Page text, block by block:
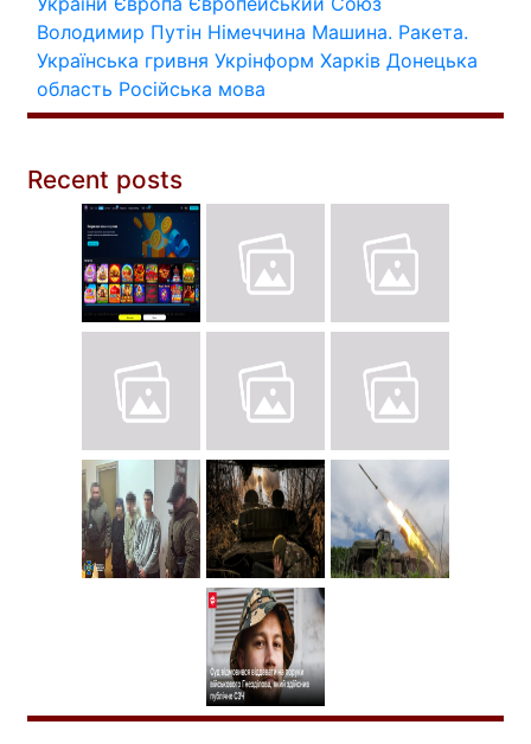
Володимир Путін Німеччина Машина. Ракета.
Українська гривня Укрінформ Харків Донецька
область Російська мова
Recent posts